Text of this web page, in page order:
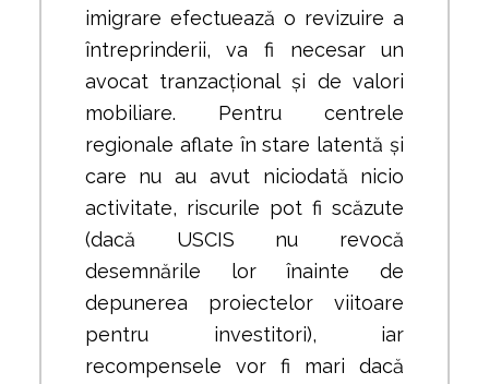
imigrare efectuează o revizuire a
întreprinderii, va fi necesar un
avocat tranzacțional și de valori
mobiliare. Pentru centrele
regionale aflate în stare latentă și
care nu au avut niciodată nicio
activitate, riscurile pot fi scăzute
(dacă USCIS nu revocă
desemnările lor înainte de
depunerea proiectelor viitoare
pentru investitori), iar
recompensele vor fi mari dacă